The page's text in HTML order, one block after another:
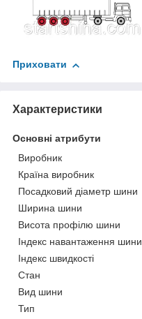
Приховати
Характеристики
Основні атрибути
Виробник
Країна виробник
Посадковий діаметр шини
Ширина шини
Висота профілю шини
Індекс навантаження шини
Індекс швидкості
Стан
Вид шини
Тип